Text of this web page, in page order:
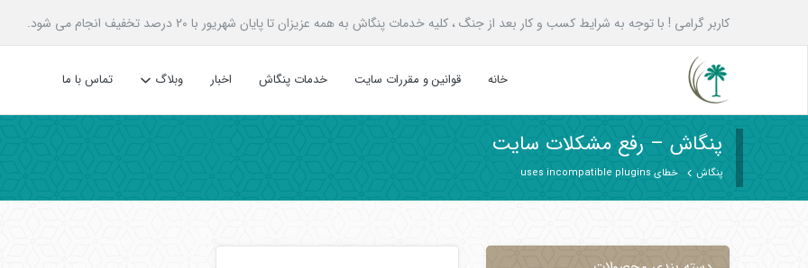
کاربر گرامی ! با توجه به شرایط کسب و کار بعد از جنگ ، کلیه خدمات پنگاش به همه عزیزان تا پایان شهریور با 20 درصد تخفیف انجام می شود.
خانه قوانین و مقررات سایت خدمات پنگاش اخبار وبلاگ تماس با ما
پنگاش – رفع مشکلات سایت
پنگاش خطای uses incompatible plugins